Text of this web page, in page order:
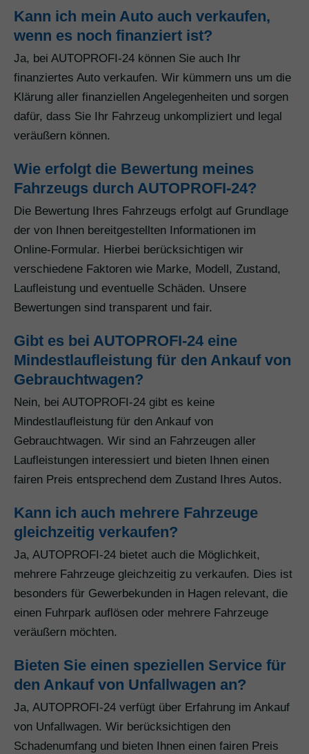
Kann ich mein Auto auch verkaufen,
wenn es noch finanziert ist?
Ja, bei AUTOPROFI-24 können Sie auch Ihr
finanziertes Auto verkaufen. Wir kümmern uns um die
Klärung aller finanziellen Angelegenheiten und sorgen
dafür, dass Sie Ihr Fahrzeug unkompliziert und legal
veräußern können.
Wie erfolgt die Bewertung meines
Fahrzeugs durch AUTOPROFI-24?
Die Bewertung Ihres Fahrzeugs erfolgt auf Grundlage
der von Ihnen bereitgestellten Informationen im
Online-Formular. Hierbei berücksichtigen wir
verschiedene Faktoren wie Marke, Modell, Zustand,
Laufleistung und eventuelle Schäden. Unsere
Bewertungen sind transparent und fair.
Gibt es bei AUTOPROFI-24 eine
Mindestlaufleistung für den Ankauf von
Gebrauchtwagen?
Nein, bei AUTOPROFI-24 gibt es keine
Mindestlaufleistung für den Ankauf von
Gebrauchtwagen. Wir sind an Fahrzeugen aller
Laufleistungen interessiert und bieten Ihnen einen
fairen Preis entsprechend dem Zustand Ihres Autos.
Kann ich auch mehrere Fahrzeuge
gleichzeitig verkaufen?
Ja, AUTOPROFI-24 bietet auch die Möglichkeit,
mehrere Fahrzeuge gleichzeitig zu verkaufen. Dies ist
besonders für Gewerbekunden in Hagen relevant, die
einen Fuhrpark auflösen oder mehrere Fahrzeuge
veräußern möchten.
Bieten Sie einen speziellen Service für
den Ankauf von Unfallwagen an?
Ja, AUTOPROFI-24 verfügt über Erfahrung im Ankauf
von Unfallwagen. Wir berücksichtigen den
Schadenumfang und bieten Ihnen einen fairen Preis